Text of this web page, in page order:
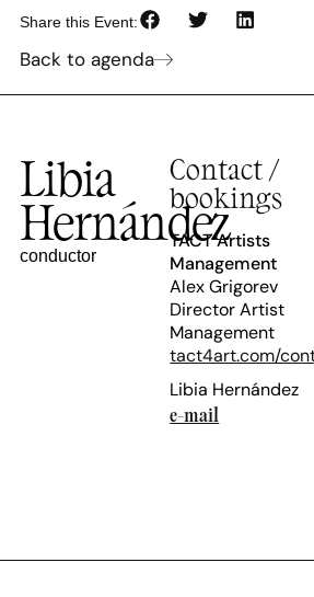
Share this Event:
Back to agenda
Libia
Hernández
conductor
Contact /
bookings
TACT Artists
Management
Alex Grigorev
Director Artist
Management
tact4art.com/
Libia Hernández
e-mail